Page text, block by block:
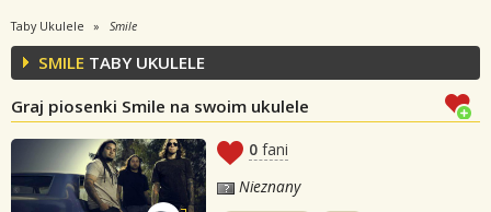
Taby Ukulele Smile
SMILE TABY UKULELE
Graj piosenki Smile na swoim ukulele
0 fani
Nieznany